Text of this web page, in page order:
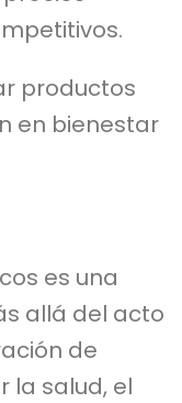
productos
en bienestar
es una
allá del acto
de
la salud, el